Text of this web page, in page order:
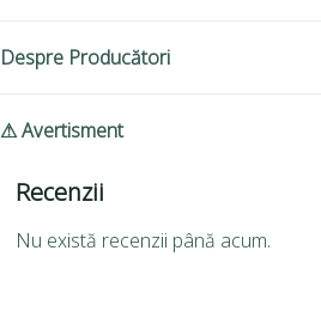
Despre Producători
⚠ Avertisment
Recenzii
Nu există recenzii până acum.